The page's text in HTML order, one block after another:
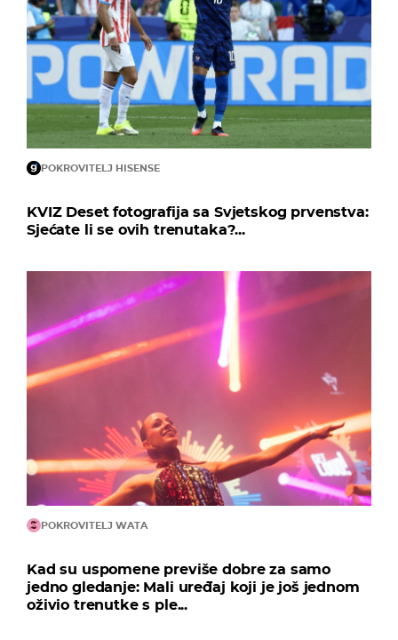
POKROVITELJ HISENSE
KVIZ Deset fotografija sa Svjetskog prvenstva:
Sjećate li se ovih trenutaka?...
POKROVITELJ WATA
Kad su uspomene previše dobre za samo
jedno gledanje: Mali uređaj koji je još jednom
oživio trenutke s ple...